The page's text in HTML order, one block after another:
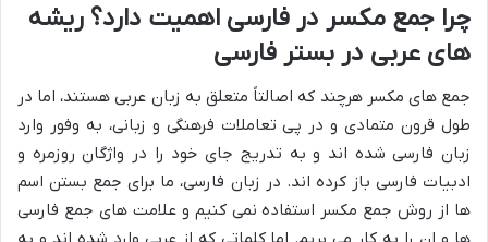
چرا جمع مکسر در فارسی اهمیت دارد؟ ریشه
های عربی در بستر فارسی
جمع های مکسر هرچند که اصالتاً متعلق به زبان عربی هستند، اما در
طول قرون متمادی و در پی تعاملات فرهنگی و زبانی، به وفور وارد
زبان فارسی شده اند و به تدریج جای خود را در واژگان روزمره و
ادبیات فارسی باز کرده اند. در زبان فارسی، ما برای جمع بستن اسم
ها از روش جمع مکسر استفاده نمی کنیم و علامت های جمع فارسی